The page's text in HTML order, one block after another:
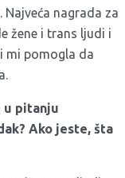
nagrada za
žene i trans ljudi i
mi pomogla da
u pitanju
Ako jeste, šta